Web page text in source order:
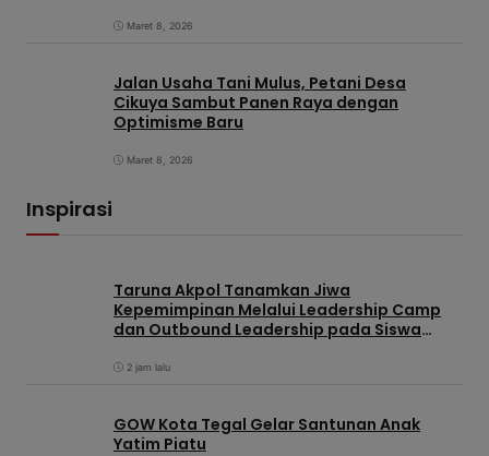
Maret 8, 2026
Jalan Usaha Tani Mulus, Petani Desa
Cikuya Sambut Panen Raya dengan
Optimisme Baru
Maret 8, 2026
Inspirasi
Taruna Akpol Tanamkan Jiwa
Kepemimpinan Melalui Leadership Camp
dan Outbound Leadership pada Siswa
2 jam lalu
GOW Kota Tegal Gelar Santunan Anak
Yatim Piatu